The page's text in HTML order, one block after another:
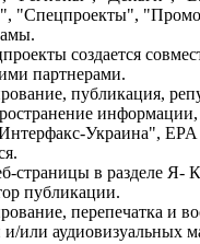
"Спецпроекты",
создается
партнерами.
публикация,
Украина", EPA
страницы в разделе Я-
публикации.
перепечатка и
или аудиовизуальных